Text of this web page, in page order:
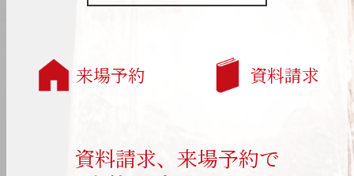
来場予約 資料請求
資料請求、来場予約で